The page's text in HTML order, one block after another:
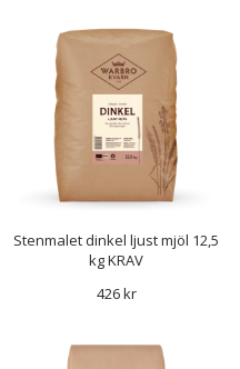
Stenmalet dinkel ljust mjöl 12,5
kg KRAV
426 kr